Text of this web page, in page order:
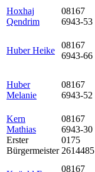
Hoxhaj
Qendrim
08167
6943-53
Huber Heike
08167
6943-66
Huber
Melanie
08167
6943-52
Kern
Mathias
Erster
Bürgermeister
08167
6943-30
0175
2614485
08167